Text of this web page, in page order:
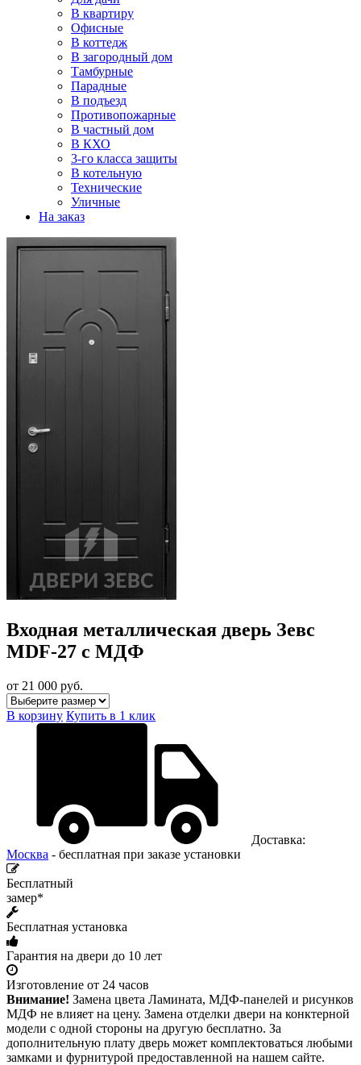
В квартиру
Офисные
В коттедж
В загородный дом
Тамбурные
Парадные
В подъезд
Противопожарные
В частный дом
В КХО
3-го класса защиты
В котельную
Технические
Уличные
На заказ
Входная металлическая дверь Зевс
MDF-27 с МДФ
от 21 000 руб.
В корзину Купить в 1 клик
Доставка:
Москва - бесплатная при заказе установки
Бесплатный
замер*
Бесплатная установка
Гарантия на двери до 10 лет
Изготовление от 24 часов
Внимание! Замена цвета Ламината, МДФ-панелей и рисунков
МДФ не влияет на цену. Замена отделки двери на конктерной
модели с одной стороны на другую бесплатно. За
дополнительную плату дверь может комплектоваться любыми
замками и фурнитурой предоставленной на нашем сайте.